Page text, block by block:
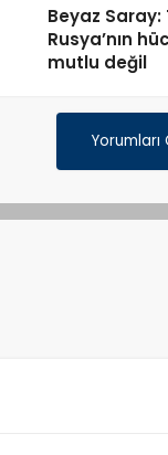
Beyaz
Rusya’nın
mutlu değil